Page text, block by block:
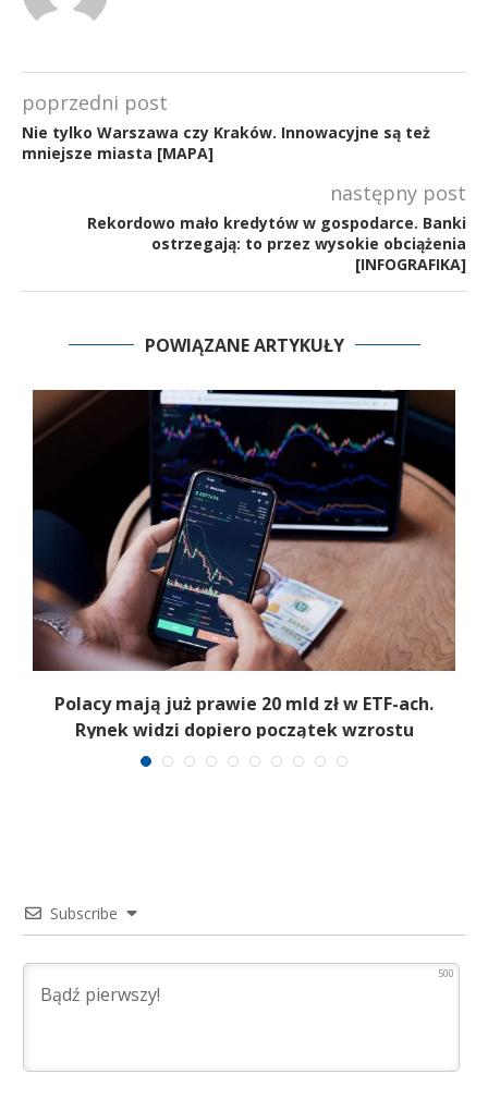
poprzedni post
Nie tylko Warszawa czy Kraków. Innowacyjne są też
mniejsze miasta [MAPA]
następny post
Rekordowo mało kredytów w gospodarce. Banki
ostrzegają: to przez wysokie obciążenia
[INFOGRAFIKA]
POWIĄZANE ARTYKUŁY
Polacy mają już prawie 20 mld zł w ETF-ach.
Rynek widzi dopiero początek wzrostu
Subscribe
500